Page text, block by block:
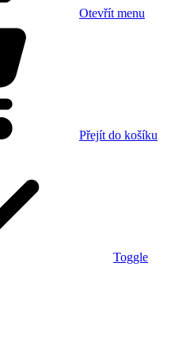
Otevřít menu
Přejít do košíku
Toggle